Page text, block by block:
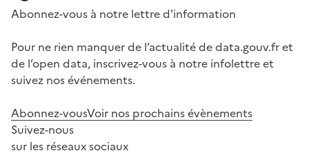
Abonnez-vous à notre lettre d'information
Pour ne rien manquer de l’actualité de data.gouv.fr et
de l’open data, inscrivez-vous à notre infolettre et
suivez nos événements.
Abonnez-vousVoir nos prochains évènements
Suivez-nous
sur les réseaux sociaux